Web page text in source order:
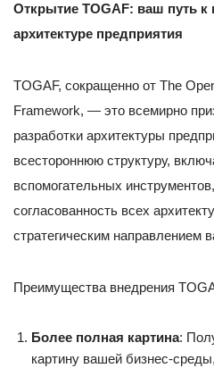
Открытие TOGAF: ваш путь к
архитектуре предприятия
TOGAF, сокращенно от The
Framework, — это всемирно
разработки архитектуры
всестороннюю структуру,
вспомогательных
согласованность всех
стратегическим направлением
Преимущества внедрения
Более полная картина:
картину вашей бизнес-